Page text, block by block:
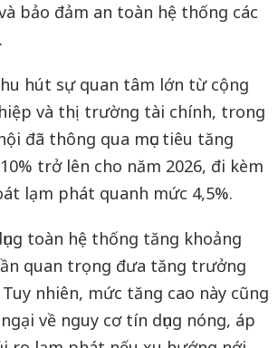
bảo đảm an toàn hệ thống các
hút sự quan tâm lớn từ cộng
và thị trường tài chính, trong
đã thông qua mục tiêu tăng
trở lên cho năm 2026, đi kèm
lạm phát quanh mức 4,5%.
toàn hệ thống tăng khoảng
quan trọng đưa tăng trưởng
Tuy nhiên, mức tăng cao này cũng
về nguy cơ tín dụng nóng, áp